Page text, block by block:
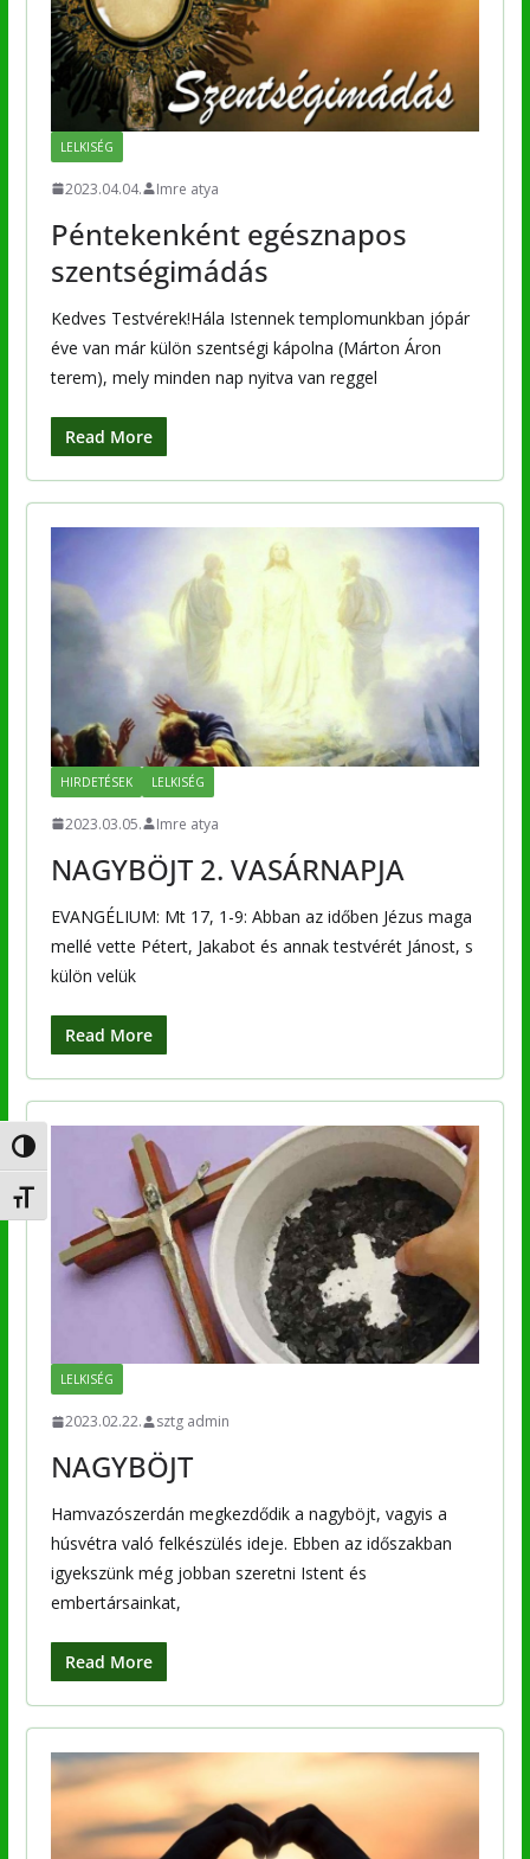
Nagy kontraszt váltása
Betűméret váltása
LELKISÉG
2023.04.04. Imre atya
Péntekenként egésznapos
szentségimádás
Kedves Testvérek!Hála Istennek templomunkban jópár
éve van már külön szentségi kápolna (Márton Áron
terem), mely minden nap nyitva van reggel
Read More
HIRDETÉSEK LELKISÉG
2023.03.05. Imre atya
NAGYBÖJT 2. VASÁRNAPJA
EVANGÉLIUM: Mt 17, 1-9: Abban az időben Jézus maga
mellé vette Pétert, Jakabot és annak testvérét Jánost, s
külön velük
Read More
LELKISÉG
2023.02.22. sztg admin
NAGYBÖJT
Hamvazószerdán megkezdődik a nagyböjt, vagyis a
húsvétra való felkészülés ideje. Ebben az időszakban
igyekszünk még jobban szeretni Istent és
embertársainkat,
Read More